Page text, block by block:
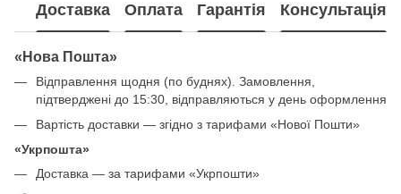
Доставка Оплата Гарантія Консультація
«Нова Пошта»
Відправлення щодня (по буднях). Замовлення,
підтверджені до 15:30, відправляються у день оформлення
Вартість доставки — згідно з тарифами «Нової Пошти»
«Укрпошта»
Доставка — за тарифами «Укрпошти»